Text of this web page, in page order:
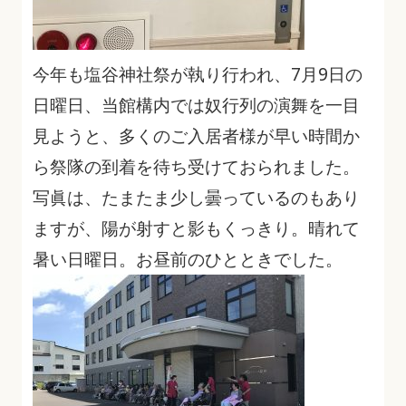
今年も塩谷神社祭が執り行われ、7月9日の
日曜日、当館構内では奴行列の演舞を一目
見ようと、多くのご入居者様が早い時間か
ら祭隊の到着を待ち受けておられました。
写眞は、たまたま少し曇っているのもあり
ますが、陽が射すと影もくっきり。晴れて
暑い日曜日。お昼前のひとときでした。